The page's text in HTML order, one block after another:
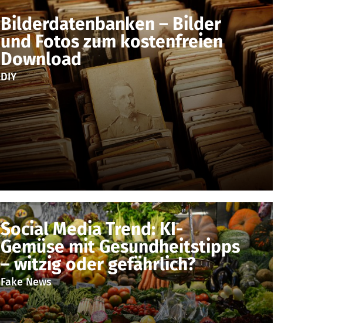
Bilderdatenbanken – Bilder
und Fotos zum kostenfreien
Download
DIY
Social Media Trend: KI-
Gemüse mit Gesundheitstipps
– witzig oder gefährlich?
Fake News